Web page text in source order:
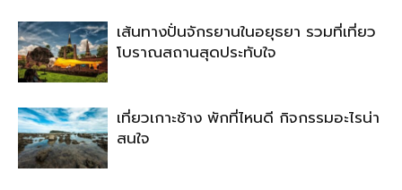
เส้นทางปั่นจักรยานในอยุธยา รวมที่เที่ยว
โบราณสถานสุดประทับใจ
เที่ยวเกาะช้าง พักที่ไหนดี กิจกรรมอะไรน่า
สนใจ